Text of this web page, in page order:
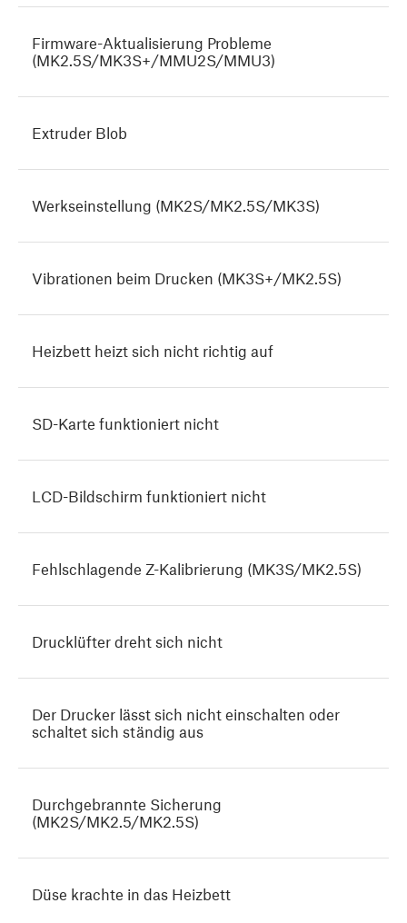
Firmware-Aktualisierung Probleme
(MK2.5S/MK3S+/MMU2S/MMU3)
Extruder Blob
Werkseinstellung (MK2S/MK2.5S/MK3S)
Vibrationen beim Drucken (MK3S+/MK2.5S)
Heizbett heizt sich nicht richtig auf
SD-Karte funktioniert nicht
LCD-Bildschirm funktioniert nicht
Fehlschlagende Z-Kalibrierung (MK3S/MK2.5S)
Drucklüfter dreht sich nicht
Der Drucker lässt sich nicht einschalten oder
schaltet sich ständig aus
Durchgebrannte Sicherung
(MK2S/MK2.5/MK2.5S)
Düse krachte in das Heizbett